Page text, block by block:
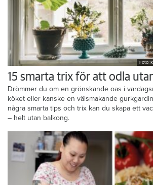
Foto:
15 smarta trix för att odla
Drömmer du om en grönskande oas i
köket eller kanske en välsmakande
några smarta tips och trix kan du skapa ett
– helt utan balkong.